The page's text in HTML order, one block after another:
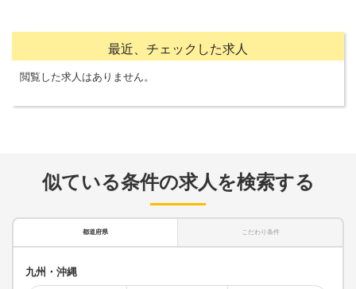
最近、チェックした求人
閲覧した求人はありません。
似ている条件の求人を検索する
都道府県 こだわり条件
九州・沖縄